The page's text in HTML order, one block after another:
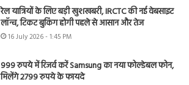
रेल यात्रियों के लिए बड़ी खुशखबरी, IRCTC की नई वेबसाइट
लॉन्च, टिकट बुकिंग होगी पहले से आसान और तेज
16 July 2026 - 1:45 PM
999 रुपये में रिजर्व करें Samsung का नया फोल्डेबल फोन,
मिलेंगे 2799 रुपये के फायदे